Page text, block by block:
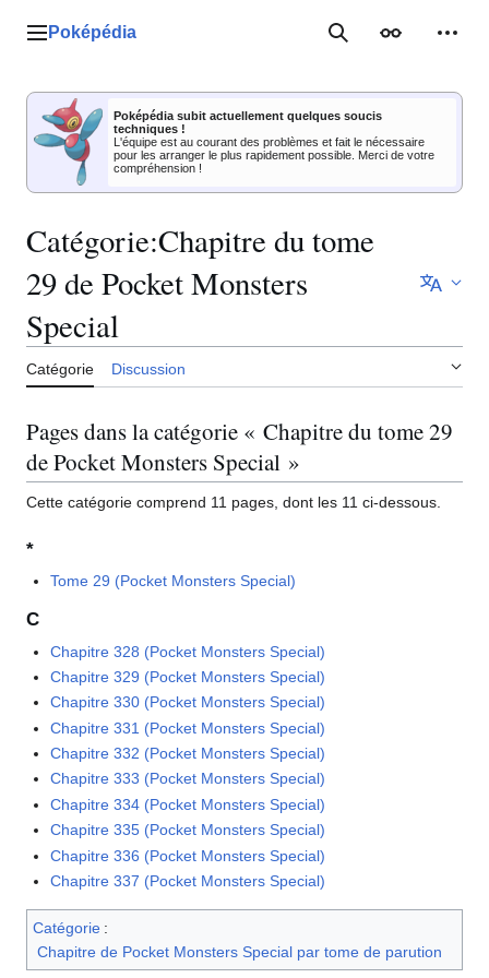
Menu principal
Poképédia RechercherApparence
Poképédia subit actuellement quelques soucis
techniques !
L'équipe est au courant des problèmes et fait le nécessaire
pour les arranger le plus rapidement possible. Merci de votre
compréhension !
Catégorie:Chapitre du tome
29 de Pocket Monsters
Special
Catégorie Discussion
Pages dans la catégorie « Chapitre du tome 29
de Pocket Monsters Special »
Cette catégorie comprend 11 pages, dont les 11 ci-dessous.
*
Tome 29 (Pocket Monsters Special)
C
Chapitre 328 (Pocket Monsters Special)
Chapitre 329 (Pocket Monsters Special)
Chapitre 330 (Pocket Monsters Special)
Chapitre 331 (Pocket Monsters Special)
Chapitre 332 (Pocket Monsters Special)
Chapitre 333 (Pocket Monsters Special)
Chapitre 334 (Pocket Monsters Special)
Chapitre 335 (Pocket Monsters Special)
Chapitre 336 (Pocket Monsters Special)
Chapitre 337 (Pocket Monsters Special)
Catégorie :
Chapitre de Pocket Monsters Special par tome de parution